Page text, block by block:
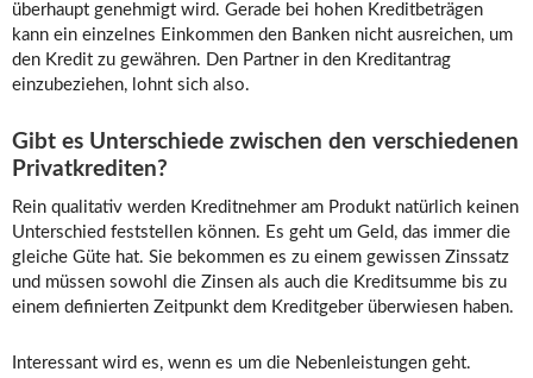
überhaupt genehmigt wird. Gerade bei hohen Kreditbeträgen
kann ein einzelnes Einkommen den Banken nicht ausreichen, um
den Kredit zu gewähren. Den Partner in den Kreditantrag
einzubeziehen, lohnt sich also.
Gibt es Unterschiede zwischen den verschiedenen
Privatkrediten?
Rein qualitativ werden Kreditnehmer am Produkt natürlich keinen
Unterschied feststellen können. Es geht um Geld, das immer die
gleiche Güte hat. Sie bekommen es zu einem gewissen Zinssatz
und müssen sowohl die Zinsen als auch die Kreditsumme bis zu
einem definierten Zeitpunkt dem Kreditgeber überwiesen haben.
Interessant wird es, wenn es um die Nebenleistungen geht.